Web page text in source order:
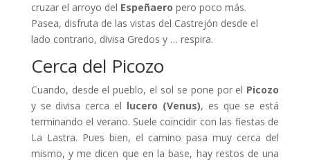
cruzar el arroyo del Espeñaero pero poco más.
Pasea, disfruta de las vistas del Castrejón desde el
lado contrario, divisa Gredos y … respira.
Cerca del Picozo
Cuando, desde el pueblo, el sol se pone por el Picozo
y se divisa cerca el lucero (Venus), es que se está
terminando el verano. Suele coincidir con las fiestas de
La Lastra. Pues bien, el camino pasa muy cerca del
mismo, y me dicen que en la base, hay restos de una